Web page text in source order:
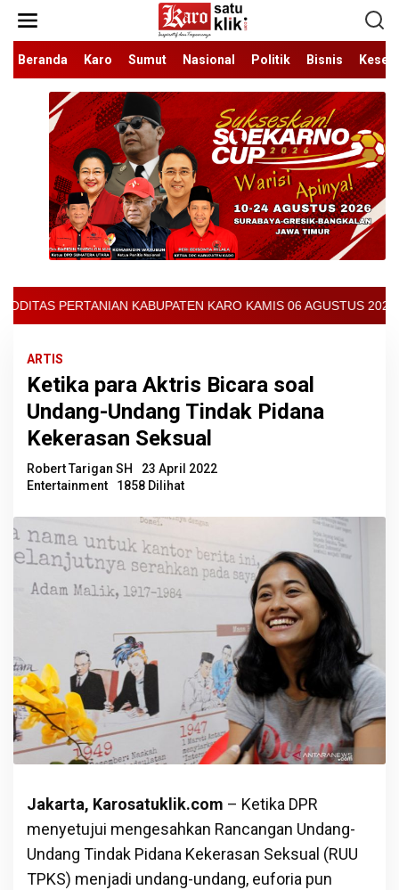
konten
Beranda
Karo Sumut Nasional Politik Bisnis
KARO KAMIS 06 AGUSTUS 2026 - ARCIS
ARTIS
Ketika para Aktris Bicara soal
Undang-Undang Tindak Pidana
Kekerasan Seksual
Robert Tarigan SH
23 April 2022
Entertainment
1858 Dilihat
Jakarta, Karosatuklik.com – Ketika DPR
menyetujui mengesahkan Rancangan Undang-
Undang Tindak Pidana Kekerasan Seksual (RUU
TPKS) menjadi undang-undang, euforia pun